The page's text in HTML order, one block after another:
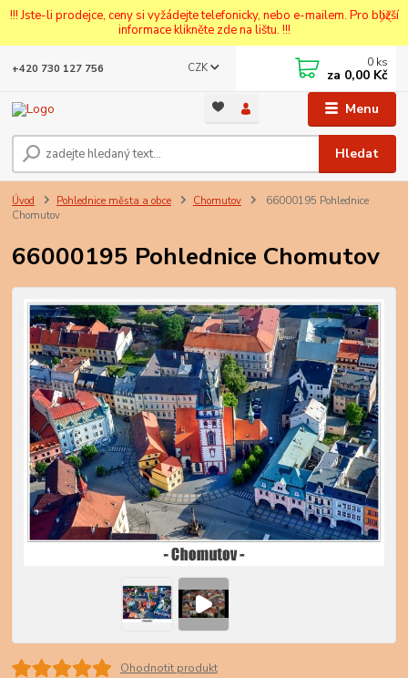
!!! Jste-li prodejce, ceny si vyžádejte telefonicky, nebo e-mailem. Pro bližší
informace klikněte zde na lištu. !!!
Menu
CZK
Hledat
+420 730 127 756 0 ks
za 0,00 Kč
Úvod Pohlednice města a obce Chomutov
66000195 Pohlednice
Chomutov
66000195 Pohlednice Chomutov
Ohodnotit produkt